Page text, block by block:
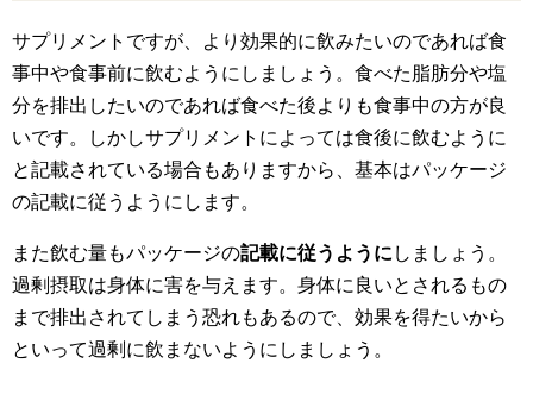
サプリメントですが、より効果的に飲みたいのであれば食
事中や食事前に飲むようにしましょう。食べた脂肪分や塩
分を排出したいのであれば食べた後よりも食事中の方が良
いです。しかしサプリメントによっては食後に飲むように
と記載されている場合もありますから、基本はパッケージ
の記載に従うようにします。
また飲む量もパッケージの記載に従うように しましょう。
過剰摂取は身体に害を与えます。身体に良いとされるもの
まで排出されてしまう恐れもあるので、効果を得たいから
といって過剰に飲まないようにしましょう。